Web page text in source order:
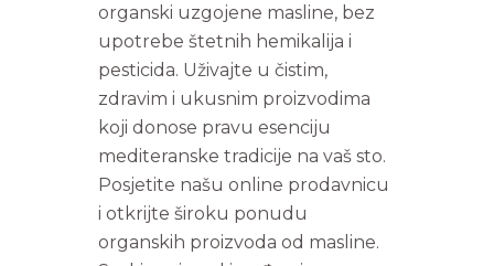
organski uzgojene masline, bez
upotrebe štetnih hemikalija i
pesticida. Uživajte u čistim,
zdravim i ukusnim proizvodima
koji donose pravu esenciju
mediteranske tradicije na vaš sto.
Posjetite našu online prodavnicu
i otkrijte široku ponudu
organskih proizvoda od masline.